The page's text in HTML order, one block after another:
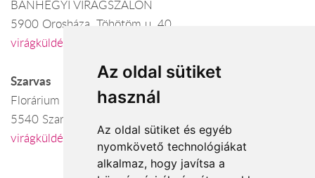
Az oldal sütiket
használ
Az oldal sütiket és egyéb
nyomkövető technológiákat
alkalmaz, hogy javítsa a
BÁNHEGYI VIRÁGSZALON
5900 Orosháza, Töhötöm u. 40.
virágküldés Orosháza
Szarvas
Florárium
5540 Szarvas, Lehel u. 3-5.
virágküldés Szarvas